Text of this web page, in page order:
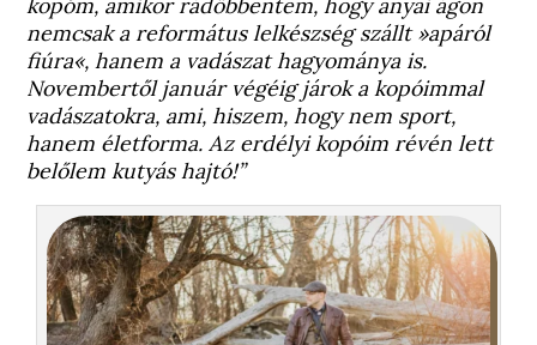
nemcsak a református lelkészség szállt »apáról
fiúra«, hanem a vadászat hagyománya is.
Novembertől január végéig járok a kopóimmal
vadászatokra, ami, hiszem, hogy nem sport,
hanem életforma. Az erdélyi kopóim révén lett
belőlem kutyás hajtó!”